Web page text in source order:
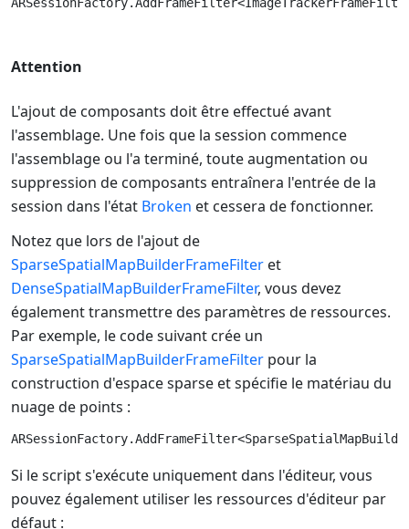
Attention
L'ajout de composants doit être effectué avant
l'assemblage. Une fois que la session commence
l'assemblage ou l'a terminé, toute augmentation ou
suppression de composants entraînera l'entrée de la
session dans l'état Broken et cessera de fonctionner.
Notez que lors de l'ajout de
SparseSpatialMapBuilderFrameFilter et
DenseSpatialMapBuilderFrameFilter, vous devez
également transmettre des paramètres de ressources.
Par exemple, le code suivant crée un
SparseSpatialMapBuilderFrameFilter pour la
construction d'espace sparse et spécifie le matériau du
nuage de points :
Si le script s'exécute uniquement dans l'éditeur, vous
pouvez également utiliser les ressources d'éditeur par
défaut :